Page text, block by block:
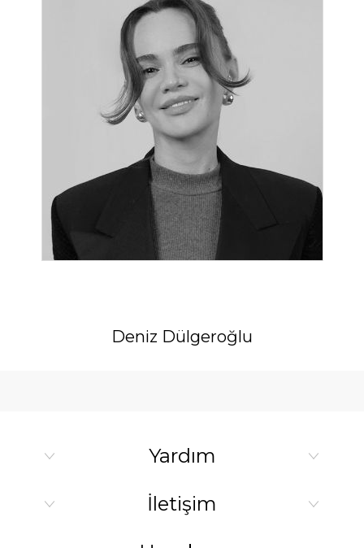
Deniz Dülgeroğlu
Yardım
İletişim